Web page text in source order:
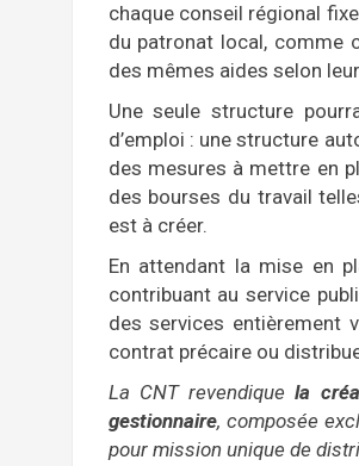
chaque conseil régional
du patronat local, comme
des mêmes aides selon
Une seule structure
d’emploi : une structure
des mesures à mettre en
des bourses du travail
est à créer.
En attendant la mise en
contribuant au service
des services entièrement
contrat précaire ou
La CNT revendique la
gestionnaire, composée
pour mission unique de